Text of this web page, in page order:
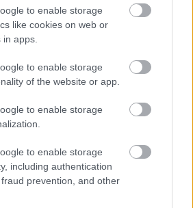
to enable storage
like cookies on web or
apps.
to enable storage
of the website or app.
to enable storage
to enable storage
including authentication
prevention, and other
πόλη που πωλείται για 7,5
βίντεο)
και της περιπλάνησης μπορούν πλέον να
ιστορίας, κοντά στα σύνορα με την
- Advertisement -